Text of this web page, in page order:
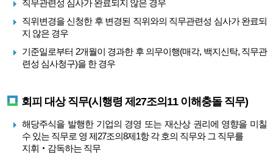
직무관련성 심사가 완료되지 않은 경우
직위변경을 신청한 후 변경된 직위와의 직무관련성 심사가 완료되
지 않은 경우
기준일로부터 2개월이 경과한 후 의무이행(매각, 백지신탁, 직무관
련성 심사청구)을 한 경우
회피 대상 직무(시행령 제27조의11 이해충돌 직무)
해당주식을 발행한 기업의 경영 또는 재산상 권리에 영향을 미칠
수 있는 직무로 영 제27조의8제1항 각 호의 직무와 그 직무를
지휘‧감독하는 직무